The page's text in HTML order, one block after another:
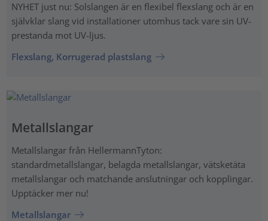
NYHET just nu: Solslangen är en flexibel flexslang och är en
självklar slang vid installationer utomhus tack vare sin UV-
prestanda mot UV-ljus.
Flexslang, Korrugerad plastslang
Metallslangar
Metallslangar från HellermannTyton:
standardmetallslangar, belagda metallslangar, vätsketäta
metallslangar och matchande anslutningar och kopplingar.
Upptäcker mer nu!
Metallslangar